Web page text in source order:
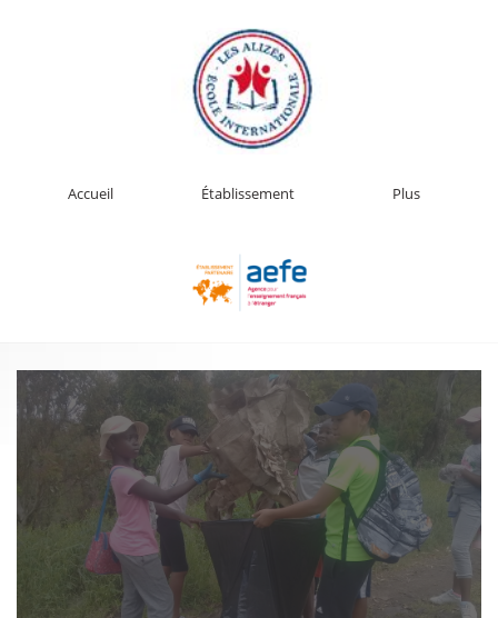
Accueil Établissement Plus